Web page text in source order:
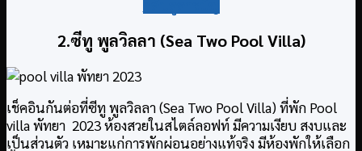
2.ซีทู พูลวิลลา (Sea Two Pool Villa)
เช็คอินกันต่อที่ซีทู พูลวิลลา (Sea Two Pool Villa) ที่พัก Pool
villa พัทยา 2023 ห้องสวยในสไตล์ลอฟท์ มีความเงียบ สงบและ
เป็นส่วนตัว เหมาะแก่การพักผ่อนอย่างแท้จริง มีห้องพักให้เลือก